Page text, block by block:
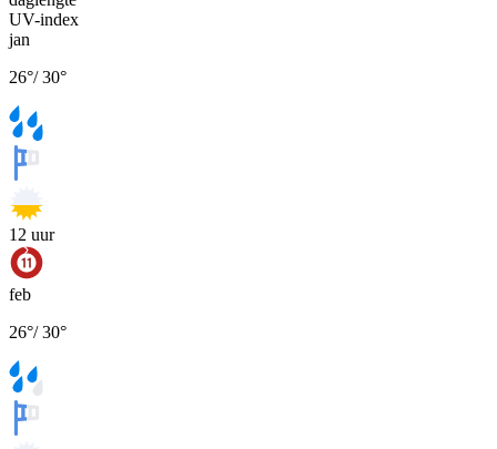
UV-index
jan
26°/30°
12 uur
feb
26°/30°